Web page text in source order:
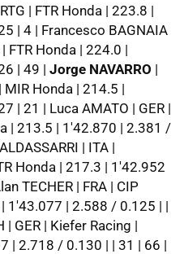
| FTR Honda | 223.8 |
| 4 | Francesco BAGNAIA
FTR Honda | 224.0 |
| 49 | Jorge NAVARRO |
MIR Honda | 214.5 |
| 21 | Luca AMATO | GER |
| 213.5 | 1'42.870 | 2.381 /
| ITA |
Honda | 217.3 | 1'42.952
TECHER | FRA | CIP
1'43.077 | 2.588 / 0.125 | |
| GER | Kiefer Racing |
| 2.718 / 0.130 | | 31 | 66 |